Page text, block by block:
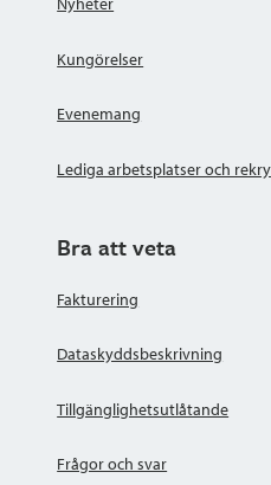
Kungörelser
Evenemang
Lediga arbetsplatser och
Bra att veta
Fakturering
Dataskyddsbeskrivning
Tillgänglighetsutlåtande
Frågor och svar